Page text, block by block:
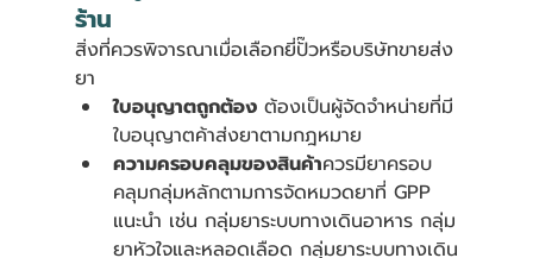
ร้าน
สิ่งที่ควรพิจารณาเมื่อเลือกยี่ปั๊วหรือบริษัทขายส่ง
ยา
ใบอนุญาตถูกต้อง ต้องเป็นผู้จัดจำหน่ายที่มี
ใบอนุญาตค้าส่งยาตามกฎหมาย
ความครอบคลุมของสินค้าควรมียาครอบ
คลุมกลุ่มหลักตามการจัดหมวดยาที่ GPP
แนะนำ เช่น กลุ่มยาระบบทางเดินอาหาร กลุ่ม
ยาหัวใจและหลอดเลือด กลุ่มยาระบบทางเดิน